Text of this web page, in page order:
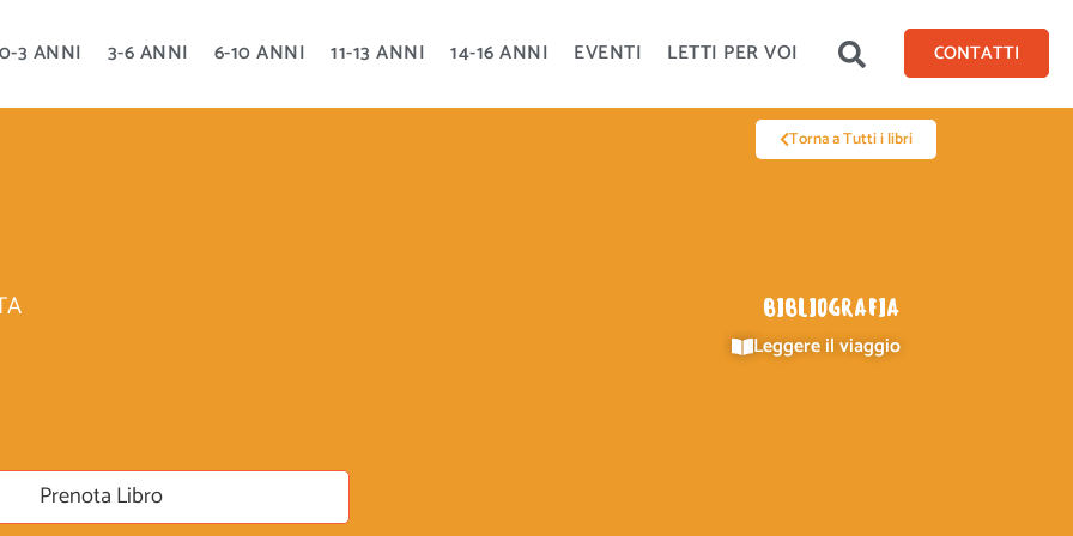
0-3 ANNI 3-6 ANNI 6-10 ANNI 11-13 ANNI 14-16 ANNI EVENTI LETTI PER VOI CONTATTI
Torna a Tutti i libri
BIBLIOGRAFIA
Leggere il viaggio
Prenota Libro